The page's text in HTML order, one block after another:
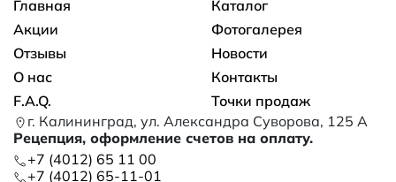
Основная навигация
Главная
Каталог
Акции
Фотогалерея
Отзывы
Новости
О нас
Контакты
F.A.Q.
Точки продаж
г. Калининград, ул. Александра Суворова, 125 А
Рецепция, оформление счетов на оплату.
+7 (4012) 65 11 00
+7 (4012) 65-11-01